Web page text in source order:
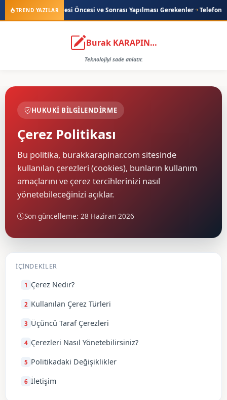
TREND YAZILAR
Güncellemesi Öncesi ve Sonrası Yapılması Gerekenler Telefonda
Burak KARAPINAR
Teknolojiyi sade anlatır.
HUKUKI BILGILENDIRME
Çerez Politikası
Bu politika, burakkarapinar.com sitesinde
kullanılan çerezleri (cookies), bunların kullanım
amaçlarını ve çerez tercihlerinizi nasıl
yönetebileceğinizi açıklar.
Son güncelleme: 28 Haziran 2026
İÇINDEKILER
Çerez Nedir?
Kullanılan Çerez Türleri
Üçüncü Taraf Çerezleri
Çerezleri Nasıl Yönetebilirsiniz?
Politikadaki Değişiklikler
İletişim